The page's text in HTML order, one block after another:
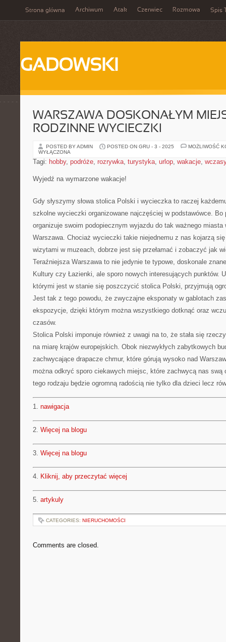
Strona główna Archiwum Atak Czerwiec Rozmowa Spis
GADOWSKI
WARSZAWA DOSKONAŁYM
RODZINNE WYCIECZKI
POSTED BY ADMIN POSTED ON GRU - 3 - 2025
MOŻLIWOŚĆ
WYŁĄCZONA
Tagi: hobby, podróże, rozrywka, turystyka, urlop, wakacje,
Wyjedź na wymarzone wakacje!
Gdy słyszymy słowa stolica Polski i wycieczka to raczej
szkolne wycieczki organizowane najczęściej w podstawówce. Bo
organizuje swoim podopiecznym wyjazdu do tak ważnego
Warszawa. Chociaż wycieczki takie niejednemu z nas kojarzą
wizytami w muzeach, dobrze jest się przełamać i zobaczyć jak
Teraźniejsza Warszawa to nie jedynie te typowe, doskonale
Kultury czy Łazienki, ale sporo nowych interesujących punktów.
którymi jest w stanie się poszczycić stolica Polski, przyjmują
Jest tak z tego powodu, że zwyczajne eksponaty w gablotach
ekspozycje, dzięki którym można wszystkiego dotknąć oraz
czasów.
Stolica Polski imponuje również z uwagi na to, że stała się
na miarę krajów europejskich. Obok niezwykłych zabytkowych
zachwycające drapacze chmur, które górują wysoko nad
można odkryć sporo ciekawych miejsc, które zachwycą nas swą
tego rodzaju będzie ogromną radością nie tylko dla dzieci lecz
1. nawigacja
2. Więcej na blogu
3. Więcej na blogu
4. Kliknij, aby przeczytać więcej
5. artykuly
CATEGORIES: NIERUCHOMOŚCI
Comments are closed.